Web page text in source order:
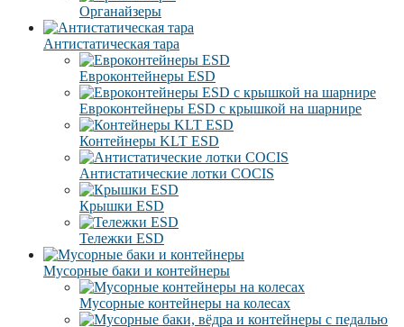
Органайзеры
Антистатическая тара
Eвроконтейнеры ЕSD
Евроконтейнеры ESD с крышкой на шарнире
Контейнеры KLT ESD
Антистатические лотки COCIS
Крышки ESD
Тележки ESD
Мусорные баки и контейнеры
Мусорные контейнеры на колесах